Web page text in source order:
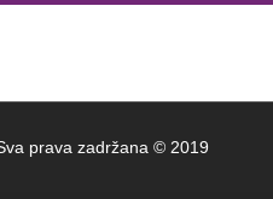
prava zadržana © 2019